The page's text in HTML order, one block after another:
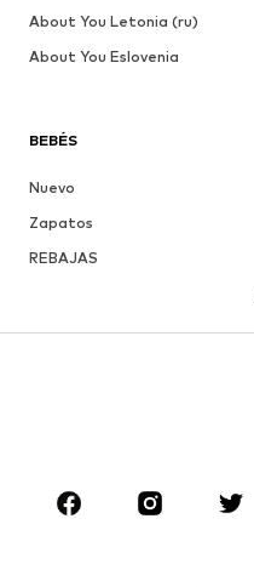
BEBÉS
Nuevo
Zapatos
REBAJAS
MARCAS
About You Letonia (ru)
About You Eslovenia